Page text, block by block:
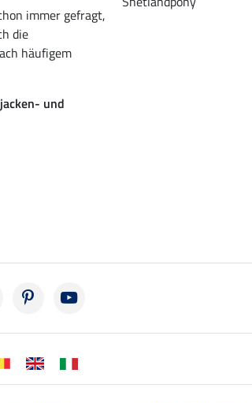
immer gefragt,
die
häufigem
und